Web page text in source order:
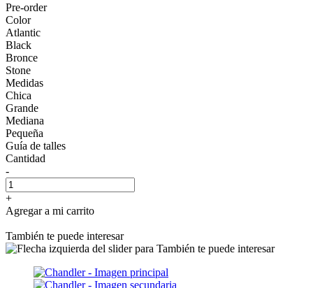
Pre-order
Color
Atlantic
Black
Bronce
Stone
Medidas
Chica
Grande
Mediana
Pequeña
Guía de talles
Cantidad
-
+
Agregar a mi carrito
También te puede interesar